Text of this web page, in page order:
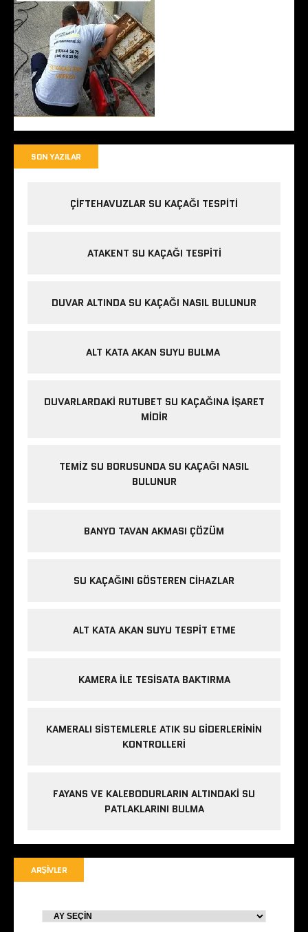
SON YAZILAR
ÇIFTEHAVUZLAR SU KAÇAĞI TESPITI
ATAKENT SU KAÇAĞI TESPITI
DUVAR ALTINDA SU KAÇAĞI NASIL BULUNUR
ALT KATA AKAN SUYU BULMA
DUVARLARDAKI RUTUBET SU KAÇAĞINA İŞARET
MIDIR
TEMIZ SU BORUSUNDA SU KAÇAĞI NASIL
BULUNUR
BANYO TAVAN AKMASI ÇÖZÜM
SU KAÇAĞINI GÖSTEREN CIHAZLAR
ALT KATA AKAN SUYU TESPIT ETME
KAMERA ILE TESISATA BAKTIRMA
KAMERALI SISTEMLERLE ATIK SU GIDERLERININ
KONTROLLERI
FAYANS VE KALEBODURLARIN ALTINDAKI SU
PATLAKLARINI BULMA
ARŞIVLER